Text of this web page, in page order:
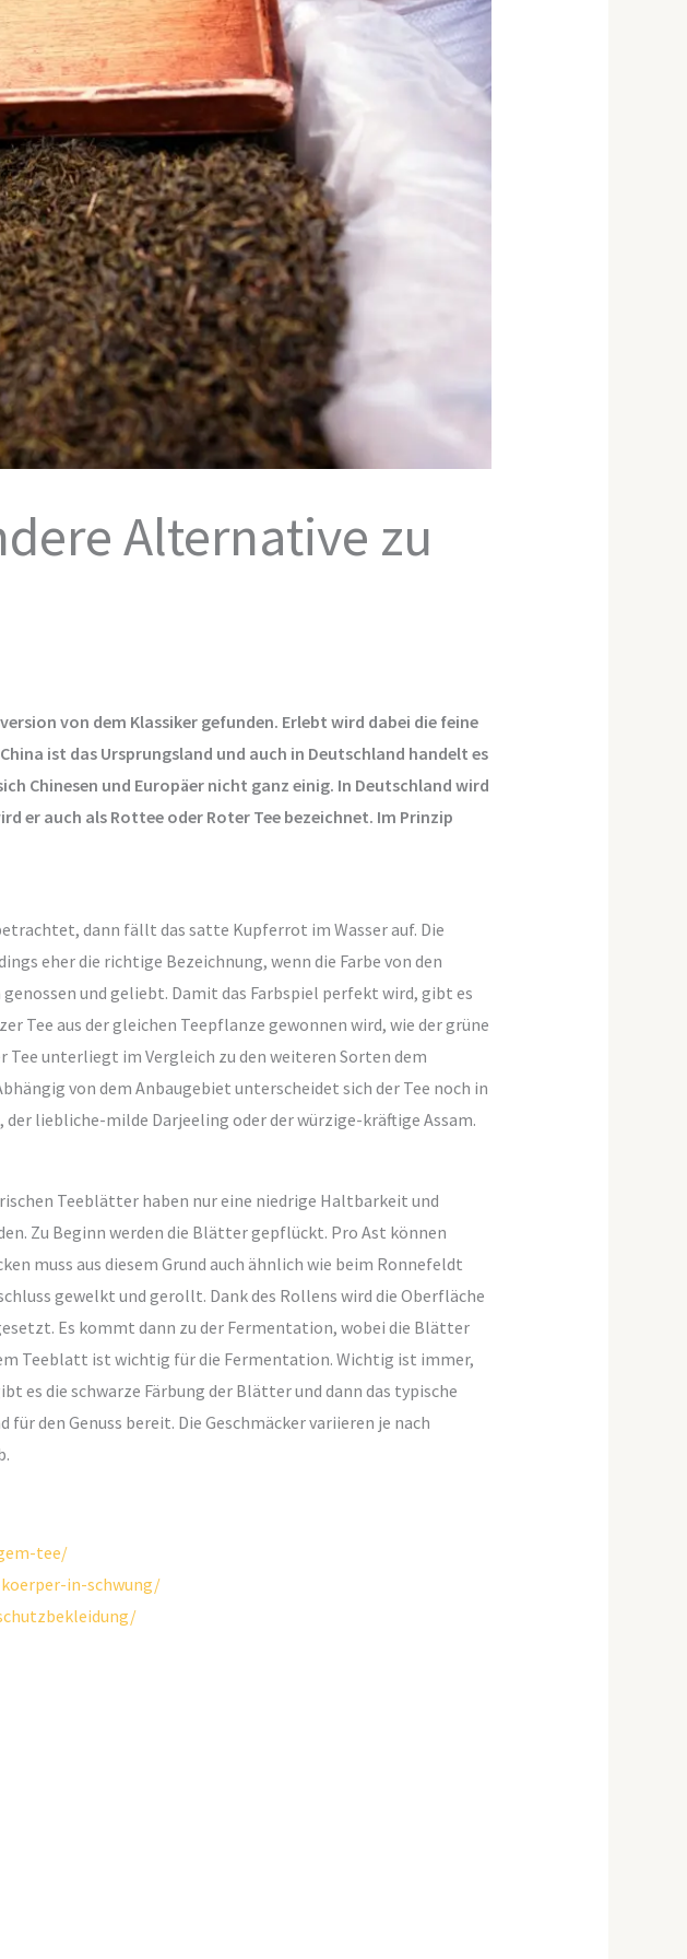
Alternative zu
von dem Klassiker gefunden. Erlebt wird dabei die feine
ist das Ursprungsland und auch in Deutschland handelt es
Chinesen und Europäer nicht ganz einig. In Deutschland wird
er auch als Rottee oder Roter Tee bezeichnet. Im Prinzip
dann fällt das satte Kupferrot im Wasser auf. Die
eher die richtige Bezeichnung, wenn die Farbe von den
und geliebt. Damit das Farbspiel perfekt wird, gibt es
Tee aus der gleichen Teepflanze gewonnen wird, wie der grüne
Tee unterliegt im Vergleich zu den weiteren Sorten dem
von dem Anbaugebiet unterscheidet sich der Tee noch in
liebliche-milde Darjeeling oder der würzige-kräftige Assam.
Teeblätter haben nur eine niedrige Haltbarkeit und
Zu Beginn werden die Blätter gepflückt. Pro Ast können
muss aus diesem Grund auch ähnlich wie beim Ronnefeldt
gewelkt und gerollt. Dank des Rollens wird die Oberfläche
Es kommt dann zu der Fermentation, wobei die Blätter
Teeblatt ist wichtig für die Fermentation. Wichtig ist immer,
es die schwarze Färbung der Blätter und dann das typische
den Genuss bereit. Die Geschmäcker variieren je nach
tee/
in-schwung/